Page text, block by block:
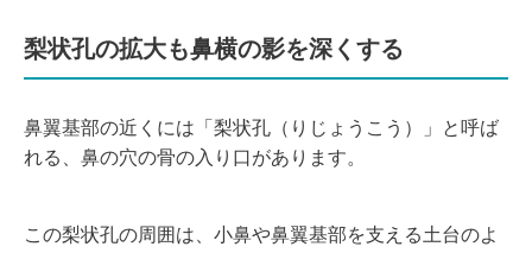
梨状孔の拡大も鼻横の影を深くする
鼻翼基部の近くには「梨状孔（りじょうこう）」と呼ば
れる、鼻の穴の骨の入り口があります。
この梨状孔の周囲は、小鼻や鼻翼基部を支える土台のよ